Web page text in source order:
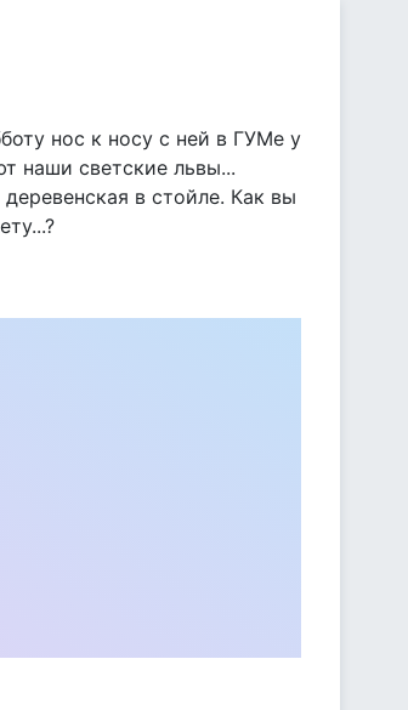
нос к носу с ней в ГУМе у
наши светские львы...
в стойле. Как вы